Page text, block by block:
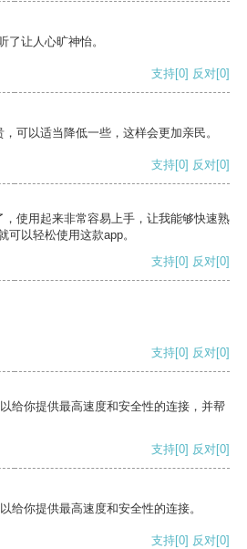
了让人心旷神怡。
支持[0] 反对[0]
可以适当降低一些，这样会更加亲民。
支持[0] 反对[0]
使用起来非常容易上手，让我能够快速熟
可以轻松使用这款app。
支持[0] 反对[0]
支持[0] 反对[0]
给你提供最高速度和安全性的连接，并帮
支持[0] 反对[0]
给你提供最高速度和安全性的连接。
支持[0] 反对[0]